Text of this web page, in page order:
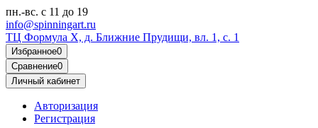
пн.-вс. с 11 до 19
info@spinningart.ru
ТЦ Формула X, д. Ближние Прудищи, вл. 1, с. 1
Избранное0
Сравнение0
Личный кабинет
Авторизация
Регистрация